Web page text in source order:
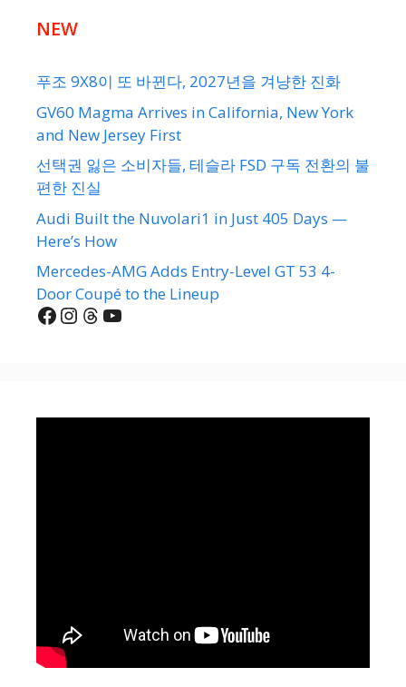
NEW
푸조 9X8이 또 바뀐다, 2027년을 겨냥한 진화
GV60 Magma Arrives in California, New York
and New Jersey First
선택권 잃은 소비자들, 테슬라 FSD 구독 전환의 불
편한 진실
Audi Built the Nuvolari1 in Just 405 Days —
Here’s How
Mercedes-AMG Adds Entry-Level GT 53 4-
Door Coupé to the Lineup
Facebook
Instagram
Threads
YouTube